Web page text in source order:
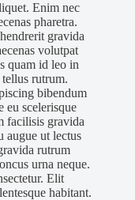
Enim nec
pharetra.
gravida
volutpat
quam id leo in
tellus rutrum.
bibendum
eu scelerisque
facilisis gravida
augue ut lectus
rutrum
urna neque.
Elit
habitant.